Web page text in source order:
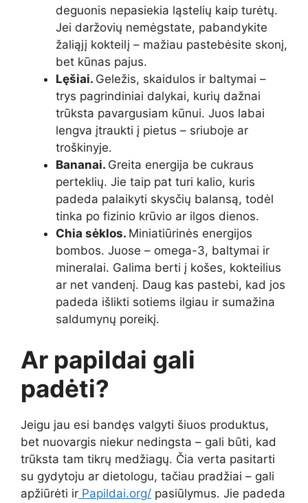
deguonis nepasiekia ląstelių kaip turėtų.
Jei daržovių nemėgstate, pabandykite
žaliąjį kokteilį – mažiau pastebėsite skonį,
bet kūnas pajus.
Lęšiai. Geležis, skaidulos ir baltymai –
trys pagrindiniai dalykai, kurių dažnai
trūksta pavargusiam kūnui. Juos labai
lengva įtraukti į pietus – sriuboje ar
troškinyje.
Bananai. Greita energija be cukraus
perteklių. Jie taip pat turi kalio, kuris
padeda palaikyti skysčių balansą, todėl
tinka po fizinio krūvio ar ilgos dienos.
Chia sėklos. Miniatiūrinės energijos
bombos. Juose – omega-3, baltymai ir
mineralai. Galima berti į košes, kokteilius
ar net vandenį. Daug kas pastebi, kad jos
padeda išlikti sotiems ilgiau ir sumažina
saldumynų poreikį.
Ar papildai gali
padėti?
Jeigu jau esi bandęs valgyti šiuos produktus,
bet nuovargis niekur nedingsta – gali būti, kad
trūksta tam tikrų medžiagų. Čia verta pasitarti
su gydytoju ar dietologu, tačiau pradžiai – gali
apžiūrėti ir Papildai.org/ pasiūlymus. Jie padeda